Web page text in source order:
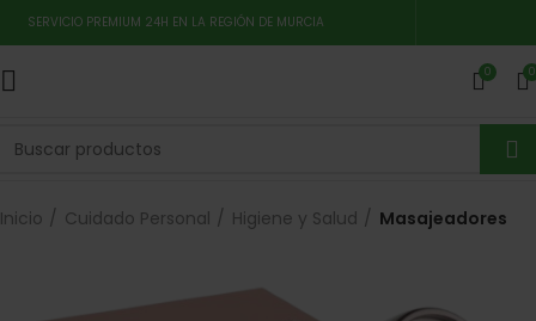
SERVICIO PREMIUM 24H EN LA REGIÓN DE MURCIA
0 0
Inicio Cuidado Personal Higiene y Salud Masajeadores